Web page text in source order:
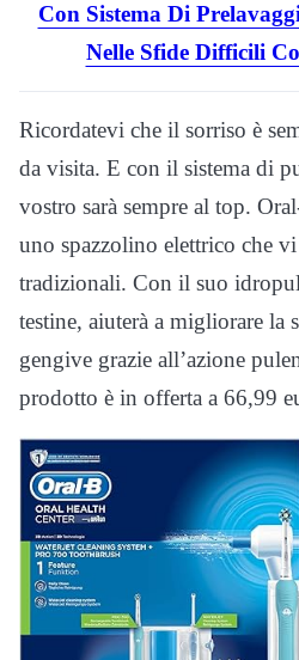
Con Sistema Di
Nelle Sfide Difficili
Ricordatevi che il sorriso è
da visita. E con il sistema di
vostro sarà sempre al top.
uno spazzolino elettrico che
tradizionali. Con il suo
testine, aiuterà a migliorare la
gengive grazie all’azione
prodotto è in offerta a 66,99